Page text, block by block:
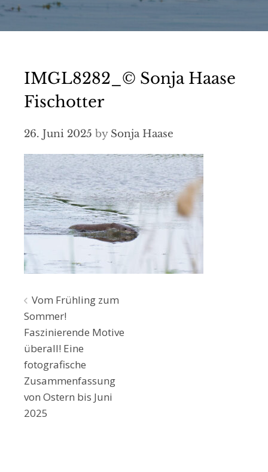
IMGL8282_© Sonja Haase
Fischotter
26. Juni 2025 by Sonja Haase
Beitragsnavigation
Vom Frühling zum
Sommer!
Faszinierende Motive
überall! Eine
fotografische
Zusammenfassung
von Ostern bis Juni
2025